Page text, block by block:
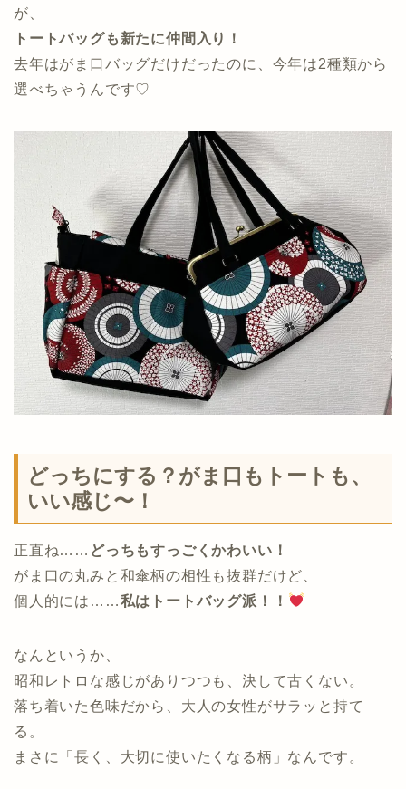
が、
トートバッグも新たに仲間入り！
去年はがま口バッグだけだったのに、今年は2種類から
選べちゃうんです♡
どっちにする？がま口もトートも、
いい感じ〜！
正直ね…… どっちもすっごくかわいい！
がま口の丸みと和傘柄の相性も抜群だけど、
個人的には……私はトートバッグ派！！
なんというか、
昭和レトロな感じがありつつも、決して古くない。
落ち着いた色味だから、大人の女性がサラッと持て
る。
まさに「長く、大切に使いたくなる柄」なんです。